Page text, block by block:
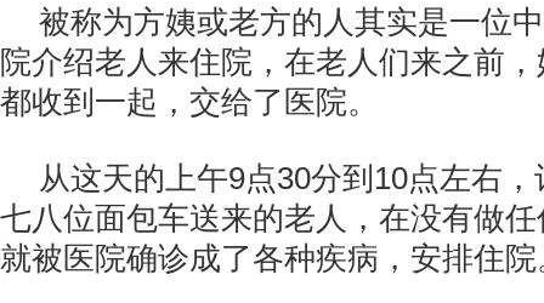
被称为方姨或老方的人其实是一位
院介绍老人来住院，在老人们来之前
都收到一起，交给了医院。
从这天的上午9点30分到10点左右
七八位面包车送来的老人，在没有做
就被医院确诊成了各种疾病，安排住院